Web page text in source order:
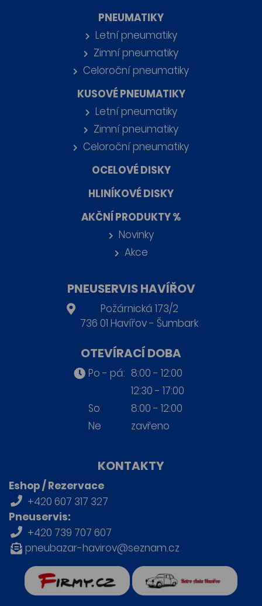
PNEUMATIKY
Letní pneumatiky
Zimní pneumatiky
Celoroční pneumatiky
KUSOVÉ PNEUMATIKY
Letní pneumatiky
Zimní pneumatiky
Celoroční pneumatiky
OCELOVÉ DISKY
HLINÍKOVÉ DISKY
AKČNÍ PRODUKTY %
Novinky
Akce
PNEUSERVIS HAVÍŘOV
Požárnická 173/2
736 01 Havířov - Šumbark
OTEVÍRACÍ DOBA
Po - pá: 8:00 - 12:00
12:30 - 17:00
So
8:00 - 12:00
Ne
zavřeno
KONTAKTY
Eshop / Rezervace
+420 607 317 327
Pneuservis:
+420 739 707 607
pneubazar-havirov@seznam.cz
Retro auta Havířov